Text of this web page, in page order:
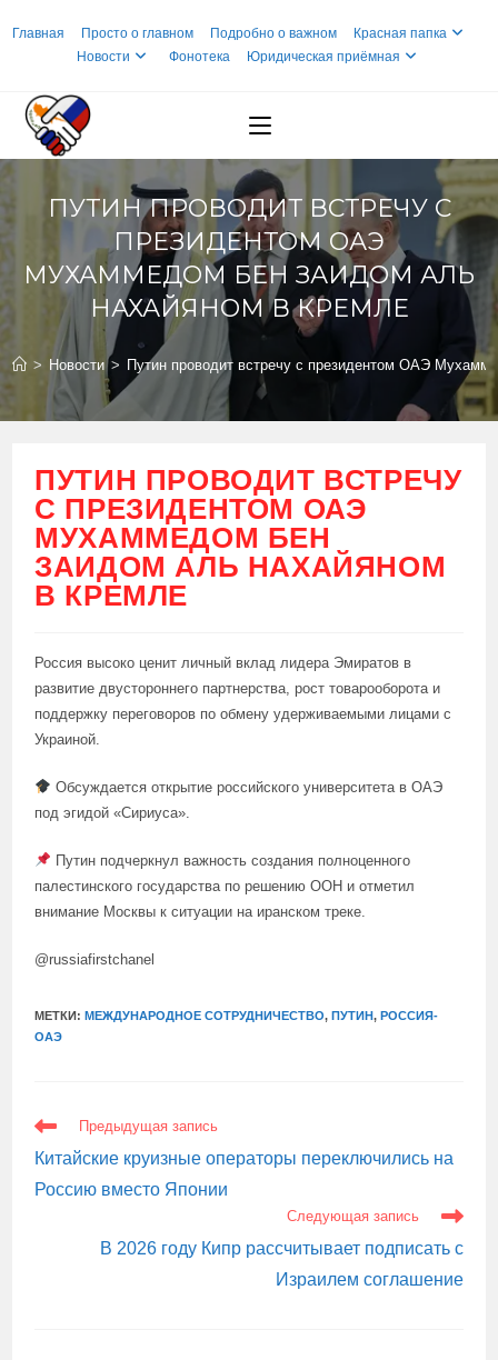
Главная Просто о главном Подробно о важном
Красная папка
Новости
Фонотека Юридическая приёмная
ПУТИН ПРОВОДИТ ВСТРЕЧУ С
ПРЕЗИДЕНТОМ ОАЭ
МУХАММЕДОМ БЕН ЗАИДОМ АЛЬ
НАХАЙЯНОМ В КРЕМЛЕ
> Новости > Путин проводит встречу с президентом ОАЭ
ПУТИН ПРОВОДИТ ВСТРЕЧУ
С ПРЕЗИДЕНТОМ ОАЭ
МУХАММЕДОМ БЕН
ЗАИДОМ АЛЬ НАХАЙЯНОМ
В КРЕМЛЕ
Россия высоко ценит личный вклад лидера Эмиратов в
развитие двустороннего партнерства, рост товарооборота и
поддержку переговоров по обмену удерживаемыми лицами с
Украиной.
Обсуждается открытие российского университета в ОАЭ
под эгидой «Сириуса».
Путин подчеркнул важность создания полноценного
палестинского государства по решению ООН и отметил
внимание Москвы к ситуации на иранском треке.
@russiafirstchanel
МЕТКИ:МЕЖДУНАРОДНОЕ СОТРУДНИЧЕСТВО, ПУТИН, РОССИЯ-
ОАЭ
ЕЩЕ
СТАТЬИ
Предыдущая запись
Китайские круизные операторы переключились на
Россию вместо Японии
Следующая запись
В 2026 году Кипр рассчитывает подписать с
Израилем соглашение